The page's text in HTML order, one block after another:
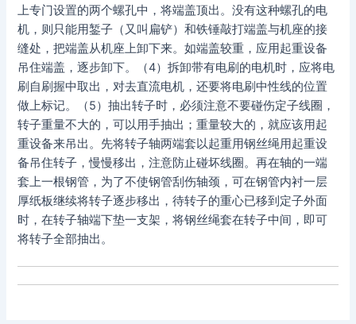
上专门设置的两个螺孔中，将端盖顶出。没有这种螺孔的电
机，则只能用錾子（又叫扁铲）和铁锤敲打端盖与机座的接
缝处，把端盖从机座上卸下来。如端盖较重，应用起重设备
吊住端盖，逐步卸下。（4）拆卸带有电刷的电机时，应将电
刷自刷握中取出，对去直流电机，还要将电刷中性线的位置
做上标记。（5）抽出转子时，必须注意不要碰伤定子线圈，
转子重量不大的，可以用手抽出；重量较大的，就应该用起
重设备来吊出。先将转子轴两端套以起重用钢丝绳用起重设
备吊住转子，慢慢移出，注意防止碰坏线圈。再在轴的一端
套上一根钢管，为了不使钢管刮伤轴颈，可在钢管内衬一层
厚纸板继续将转子逐步移出，待转子的重心已移到定子外面
时，在转子轴端下垫一支架，将钢丝绳套在转子中间，即可
将转子全部抽出。